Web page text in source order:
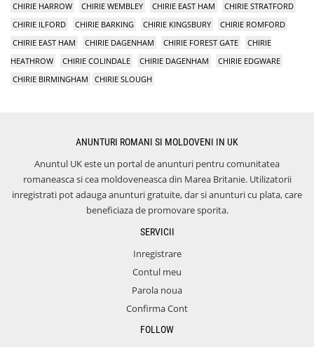
CHIRIE HARROW CHIRIE WEMBLEY CHIRIE EAST HAM
CHIRIE STRATFORD
CHIRIE ILFORD
CHIRIE BARKING CHIRIE KINGSBURY
CHIRIE ROMFORD
CHIRIE EAST HAM
CHIRIE DAGENHAM CHIRIE FOREST GATE
CHIRIE
HEATHROW
CHIRIE COLINDALE CHIRIE DAGENHAM
CHIRIE EDGWARE
CHIRIE BIRMINGHAM
CHIRIE SLOUGH
ANUNTURI ROMANI SI MOLDOVENI IN UK
Anuntul UK este un portal de anunturi pentru comunitatea
romaneasca si cea moldoveneasca din Marea Britanie. Utilizatorii
inregistrati pot adauga anunturi gratuite, dar si anunturi cu plata, care
beneficiaza de promovare sporita.
SERVICII
Inregistrare
Contul meu
Parola noua
Confirma Cont
FOLLOW